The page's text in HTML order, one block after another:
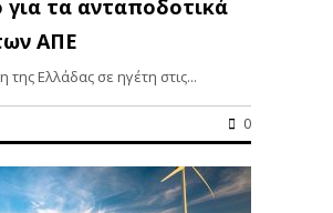
για τα ανταποδοτικά
ΑΠΕ
της Ελλάδας σε ηγέτη στις...
0